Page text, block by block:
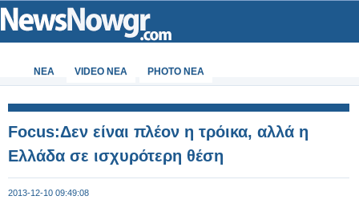
ΝΕΑ VIDEO NEA PHOTO NEA
Focus:Δεν είναι πλέον η τρόικα, αλλά η
Ελλάδα σε ισχυρότερη θέση
2013-12-10 09:49:08